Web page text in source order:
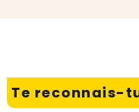
Te reconnais-